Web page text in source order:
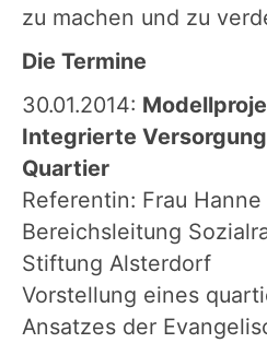
zu machen und zu
Die Termine
30.01.2014:
Integrierte
Quartier
Referentin: Frau
Bereichsleitung
Stiftung Alsterdorf
Vorstellung eines
Ansatzes der